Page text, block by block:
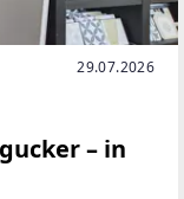
29.07.2026
– in